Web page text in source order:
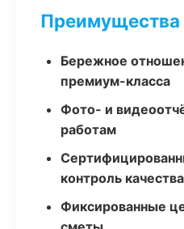
Преимущества
Бережное
премиум-класса
Фото- и
работам
контроль качества
Фиксированные